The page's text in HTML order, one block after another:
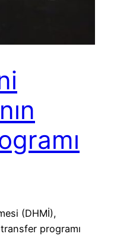
(DHMİ),
programı